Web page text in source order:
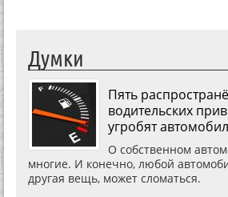
Думки
Пять
водительских
угробят
О собственном
многие. И конечно, любой
другая вещь, может сломаться.